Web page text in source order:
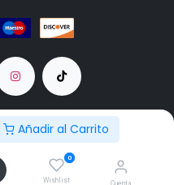
Añadir al Carrito
0
Wishlist Cuenta
KenoCia